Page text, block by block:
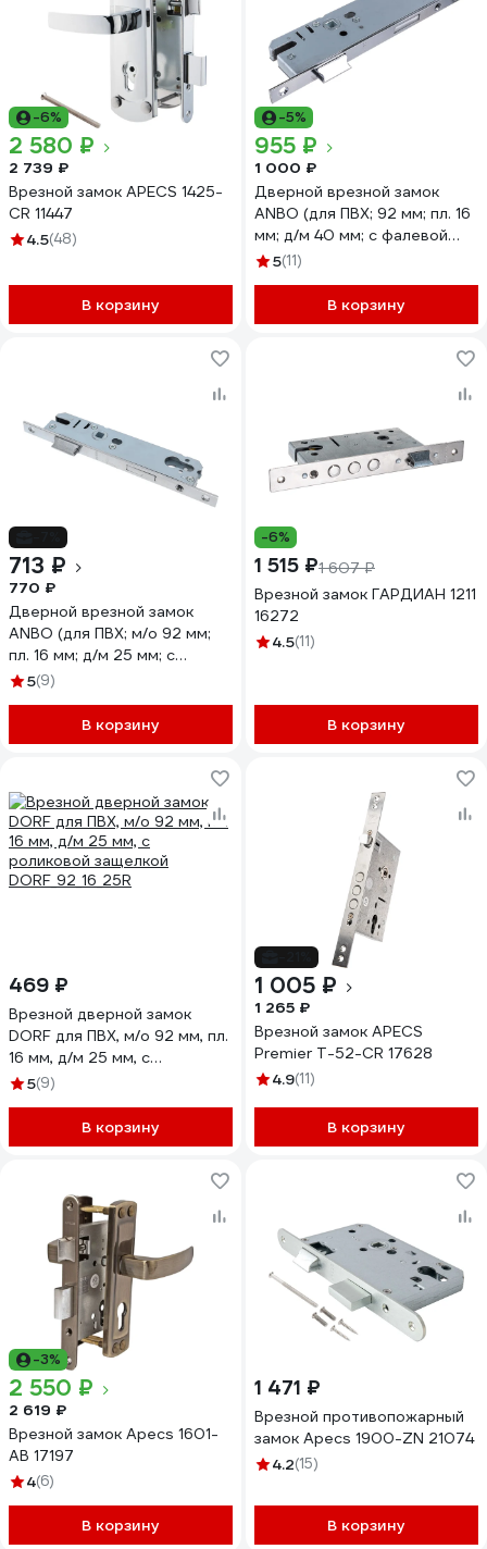
-6%
2 580 ₽
2 739 ₽
Врезной замок APECS 1425-
CR 11447
4.5(48)
В корзину
-5%
955 ₽
1 000 ₽
Дверной врезной замок
ANBO (для ПВХ; 92 мм; пл. 16
мм; д/м 40 мм; с фалевой
защёлкой) l4387 ANBO114940
5(11)
В корзину
713 ₽
770 ₽
Дверной врезной замок
ANBO (для ПВХ; м/о 92 мм;
пл. 16 мм; д/м 25 мм; с
фалевой защелкой) l4383
5(9)
В корзину
-6%
1 515 ₽1 607 ₽
Врезной замок ГАРДИАН 1211
16272
4.5(11)
В корзину
469 ₽
Врезной дверной замок
DORF для ПВХ, м/о 92 мм, пл.
16 мм, д/м 25 мм, с
роликовой защелкой
5(9)
В корзину
1 005 ₽
1 265 ₽
Врезной замок APECS
Premier T-52-CR 17628
4.9(11)
В корзину
-3%
2 550 ₽
2 619 ₽
Врезной замок Apecs 1601-
AB 17197
4(6)
В корзину
1 471 ₽
Врезной противопожарный
замок Apecs 1900-ZN 21074
4.2(15)
В корзину